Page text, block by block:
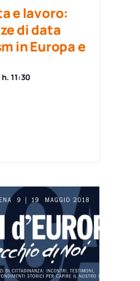
e lavoro:
di data
in Europa e
11:30